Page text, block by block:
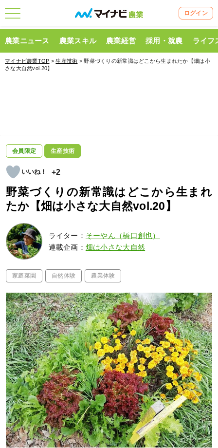
ログイン
農業ニュース 農業スキル 農業経営 採用・就農 ライフ
マイナビ農業TOP >生産技術 > 野菜づくりの新常識はどこから生まれたか【畑は小
さな大自然vol.20】
会員限定 生産技術
+2
野菜づくりの新常識はどこから生まれ
たか【畑は小さな大自然vol.20】
ライター： そーやん（橋口創也）
連載企画： 畑は小さな大自然
家庭菜園 自然体験 農業体験